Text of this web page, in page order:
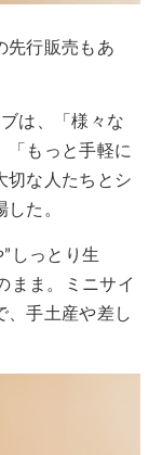
先行販売もあ
は、「様々な
「もっと手軽に
切な人たちとシ
た。
しっとり生
まま。ミニサイ
、手土産や差し